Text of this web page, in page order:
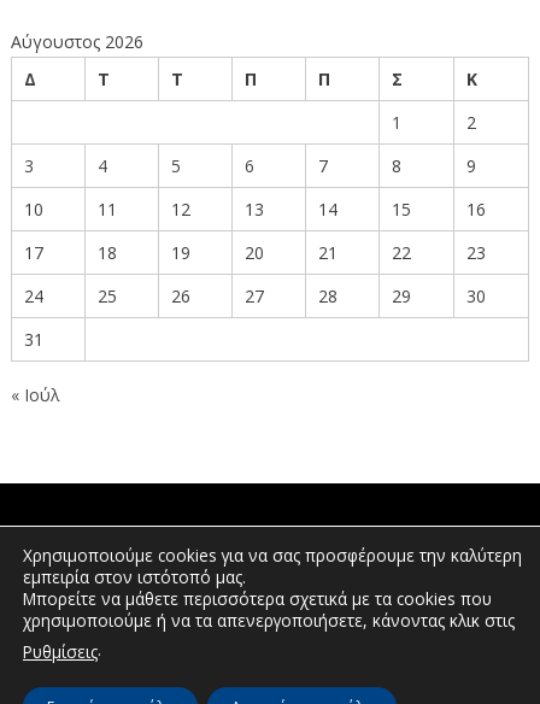
Αύγουστος 2026
Δ
Τ Τ Π Π Σ
Κ
1
2
3
4 5 6 7 8
9
10
11 12 13 14 15
16
17
18 19 20 21 22
23
24
25 26 27 28 29
30
31
« Ιούλ
ΠΟΛΙΤΕΣ
ΕΠΕΝΔΥΤΕΣ
Χρησιμοποιούμε cookies για να σας προσφέρουμε την καλύτερη
εμπειρία στον ιστότοπό μας.
Μπορείτε να μάθετε περισσότερα σχετικά με τα cookies που
χρησιμοποιούμε ή να τα απενεργοποιήσετε, κάνοντας κλικ στις
Ρυθμίσεις.